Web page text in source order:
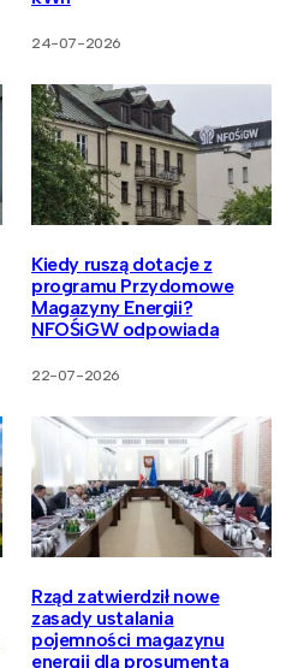
24-07-2026
Kiedy ruszą dotacje z
programu Przydomowe
Magazyny Energii?
NFOŚiGW odpowiada
22-07-2026
Rząd zatwierdził nowe
zasady ustalania
pojemności magazynu
energii dla prosumenta